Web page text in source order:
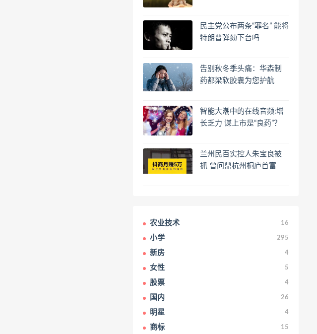
民主党公布两条“罪名” 能将
特朗普弹劾下台吗
告别秋冬季头痛：华森制
药都梁软胶囊为您护航
智能大潮中的在线音频:增
长乏力 谋上市是“良药”？
兰州民百实控人朱宝良被
抓 曾问鼎杭州桐庐首富
农业技术 16
小学 295
新房 4
女性 5
股票 4
国内 26
明星 4
商标 15